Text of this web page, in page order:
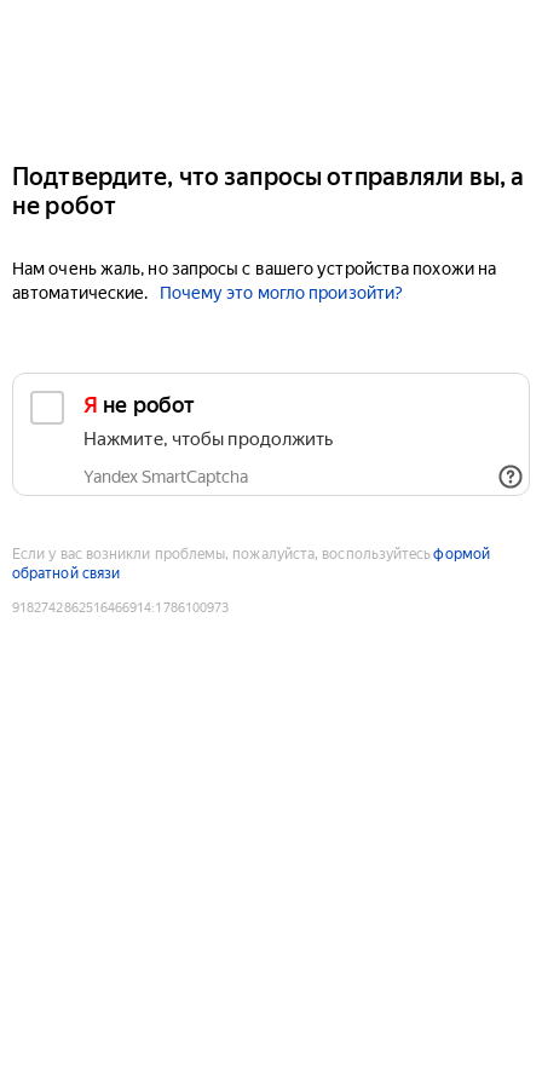
Подтвердите, что запросы отправляли вы, а
не робот
Нам очень жаль, но запросы с вашего устройства похожи на
автоматические.
Почему это могло произойти?
Я не робот
Нажмите, чтобы продолжить
Yandex SmartCaptcha
Если у вас возникли проблемы, пожалуйста, воспользуйтесьформой
обратной связи
9182742862516466914:1786100973